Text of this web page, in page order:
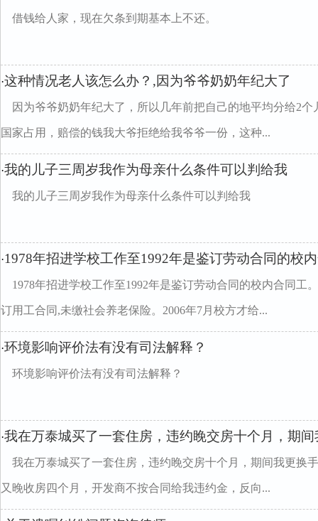
借钱给人家，现在欠条到期基本上不还。
·这种情况老人该怎么办？,因为爷爷奶奶年纪大了
因为爷爷奶奶年纪大了，所以几年前把自己的地平均分给2
国家占用，赔偿的钱我大爷拒绝给我爷爷一份，这种...
·我的儿子三周岁我作为母亲什么条件可以判给我
我的儿子三周岁我作为母亲什么条件可以判给我
·1978年招进学校工作至1992年是鉴订劳动合同的校
1978年招进学校工作至1992年是鉴订劳动合同的校内合同工
订用工合同,未缴社会养老保险。2006年7月校方才给...
·环境影响评价法有没有司法解释？
环境影响评价法有没有司法解释？
·我在万泰城买了一套住房，违约睌交房十个月，期
我在万泰城买了一套住房，违约睌交房十个月，期间我更换
又晚收房四个月，开发商不按合同给我违约金，反向...